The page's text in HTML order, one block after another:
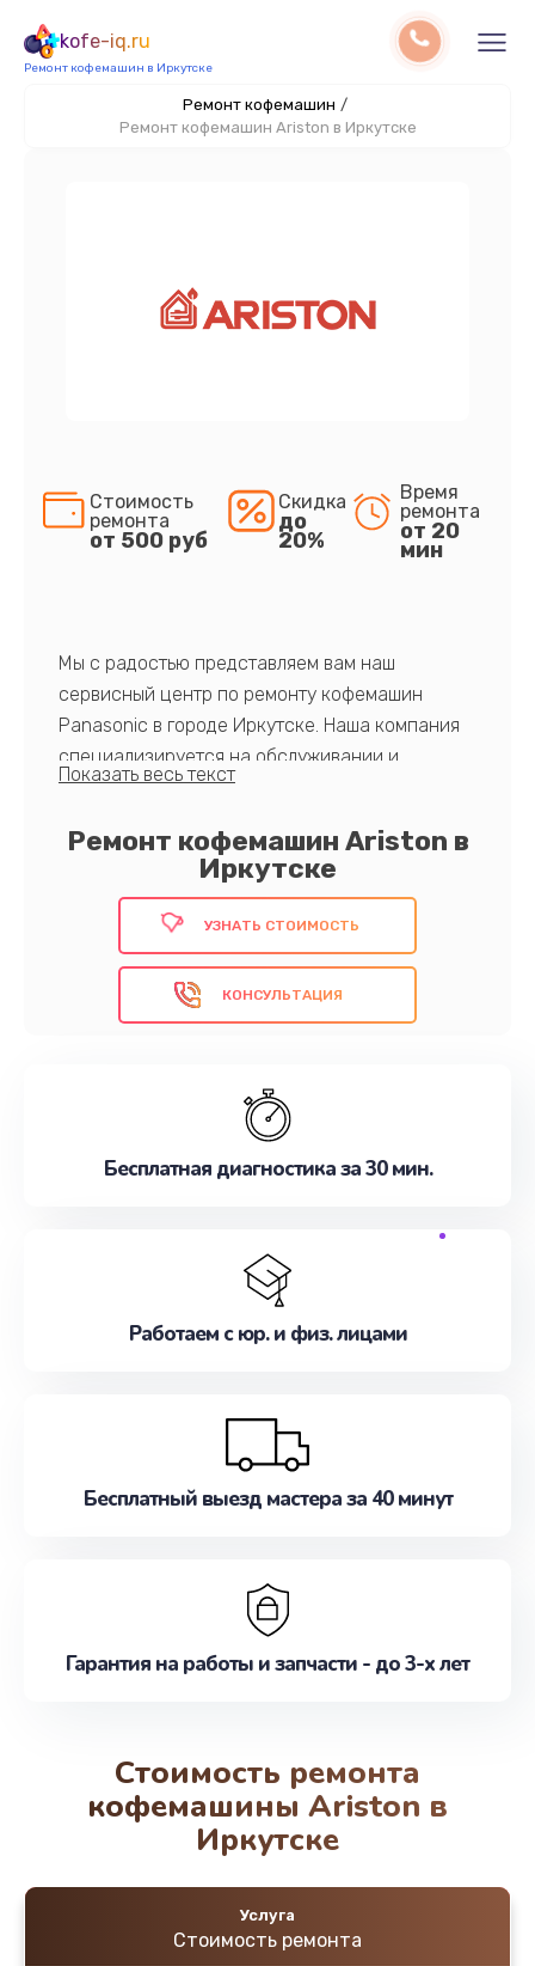
kofe-iq.ru
Ремонт кофемашин в Иркутске
Ремонт кофемашин /
Ремонт кофемашин Ariston в Иркутске
Ремонт кофемашин Ariston в
Иркутске
Стоимость
ремонта
от 500 руб
Скидка
до
20%
Время
ремонта
от 20
мин
Мы с радостью представляем вам наш
сервисный центр по ремонту кофемашин
Panasonic в городе Иркутске. Наша компания
специализируется на обслуживании и
ремонте кофемашин данной марки.
запчасти, предлагаем оперативную
диагностику и ремонт, а также гарантию на
все выполненные работы.
Обеспечьте продолжительный срок
эксплуатации вашей техники вместе с нами!
УЗНАТЬ СТОИМОСТЬ
КОНСУЛЬТАЦИЯ
Бесплатная диагностика за 30 мин.
Работаем с юр. и физ. лицами
Бесплатный выезд мастера за 40 минут
Гарантия на работы и запчасти - до 3-х лет
Стоимость ремонта
кофемашины Ariston в
Иркутске
Услуга
Стоимость ремонта